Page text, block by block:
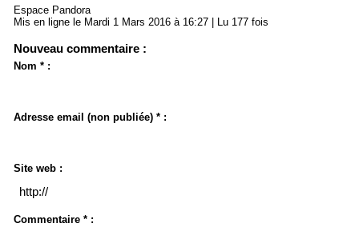
Espace Pandora
Mis en ligne le Mardi 1 Mars 2016 à 16:27 | Lu 177 fois
Nouveau commentaire :
Nom * :
Adresse email (non publiée) * :
Site web :
Commentaire * :